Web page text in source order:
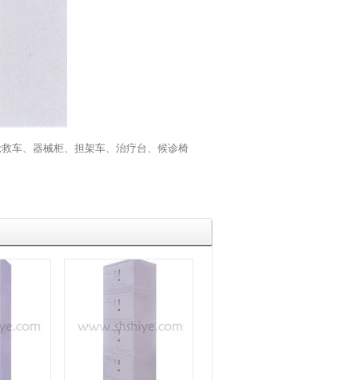
车、 器械柜、 担架车、 治疗台、 候诊椅